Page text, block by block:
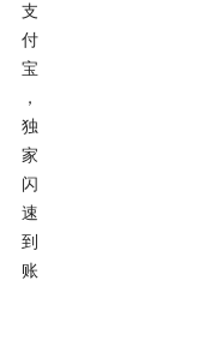
支
付
宝
，
独
家
闪
速
到
账